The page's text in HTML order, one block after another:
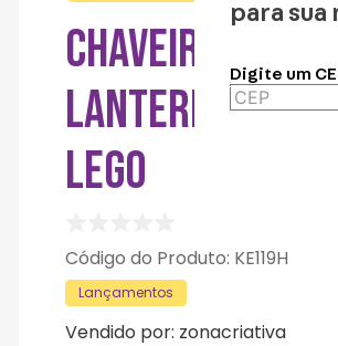
para sua
Digite um
CHAVEIRO LEGO
LANTERNA HOT
LEGO
: KE119H
Lançamentos
Vendido por: zonacriativa